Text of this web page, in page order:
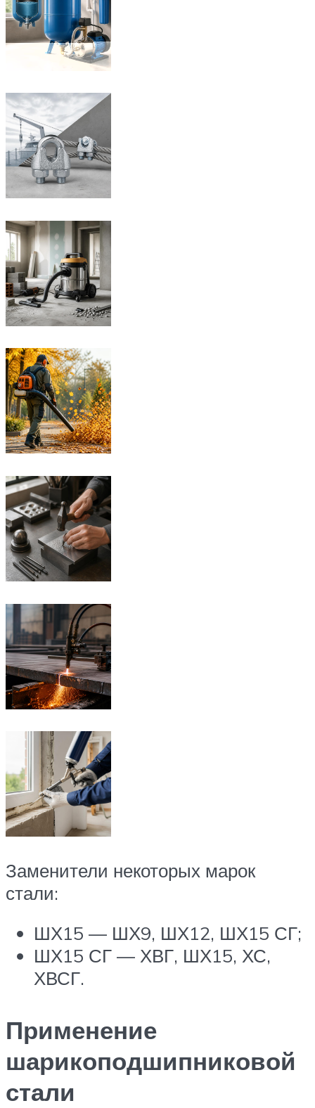
Заменители некоторых марок
стали:
ШХ15 — ШХ9, ШХ12, ШХ15 СГ;
ШХ15 СГ — ХВГ, ШХ15, ХС,
ХВСГ.
Применение
шарикоподшипниковой
стали